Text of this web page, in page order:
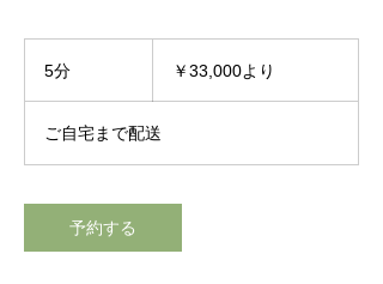
5分 ￥33,000より
ご自宅まで配送
予約する